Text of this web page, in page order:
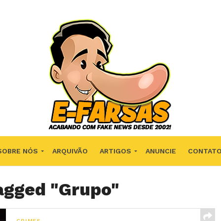
NÓS ARQUIVÃO ARTIGOS ANUNCIE CONTATO
"Grupo"